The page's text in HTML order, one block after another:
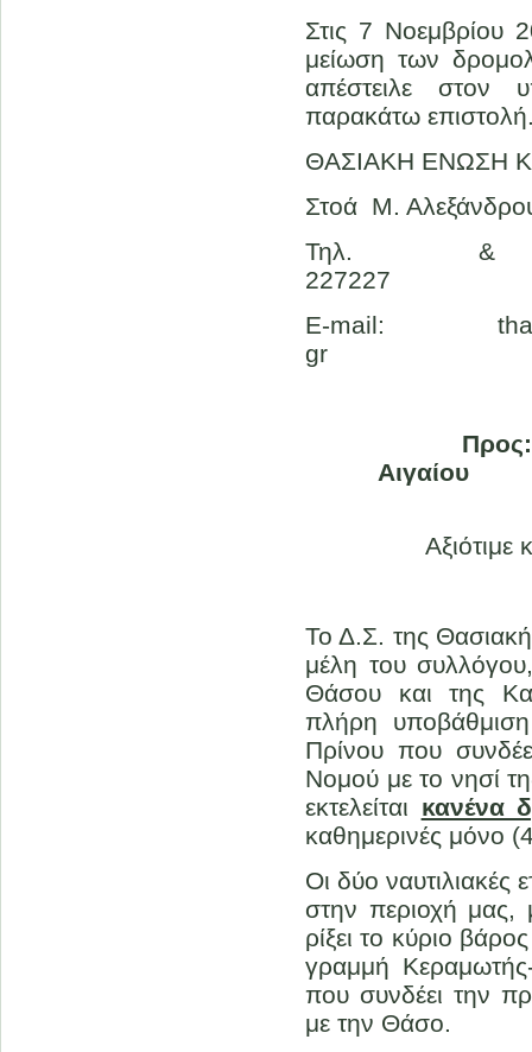
Στις 7
μείωση των
απέστειλε στον
παρακάτω
ΘΑΣΙΑΚΗ ΕΝΩΣΗ
Στοά Μ.
Τηλ.
227227
E-mail:
gr
Αξιότιμε
Το Δ.Σ. της
μέλη του
Θάσου και της
πλήρη
Πρίνου που
Νομού με το νησί
εκτελείται κανένα
καθημερινές μόνο
Οι δύο ναυτιλιακές
στην περιοχή μας,
ρίξει το κύριο
γραμμή
που συνδέει την
με την Θάσο.